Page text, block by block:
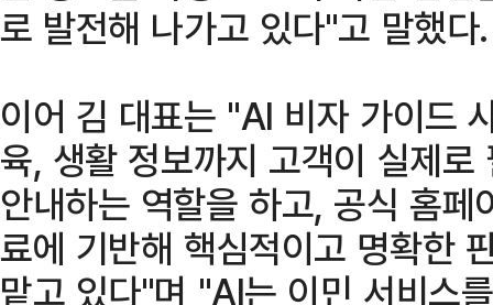
로 발전해 나가고 있다"고 말했다.
이어 김 대표는 "AI 비자 가이드
육, 생활 정보까지 고객이 실제
안내하는 역할을 하고, 공식 홈
료에 기반해 핵심적이고 명확한
맡고 있다"며 "AI는 이민 서비스